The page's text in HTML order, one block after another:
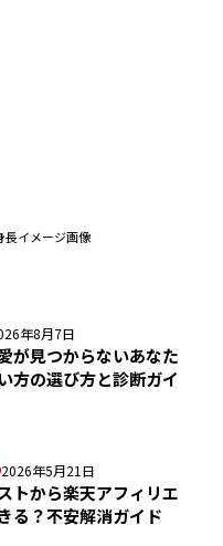
長イメージ画像
年8月7日
が見つからないあなた
方の選び方と診断ガイ
2026年5月21日
トから楽天アフィリエ
る？不安解消ガイド